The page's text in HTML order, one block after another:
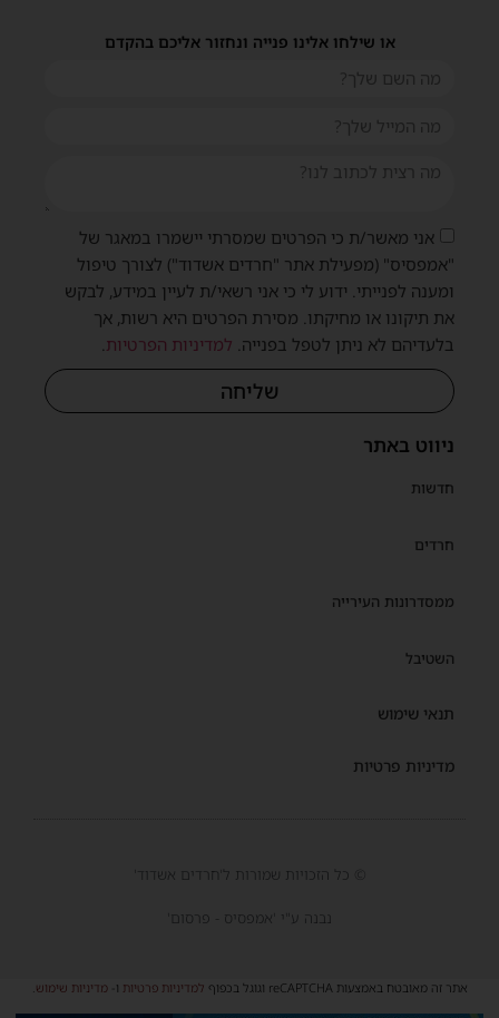
ניווט באתר
חדשות
חרדים
ממסדרונות העירייה
השטיבל
תנאי שימוש
מדיניות פרטיות
או שילחו אלינו פנייה ונחזור אליכם בהקדם
אני מאשר/ת כי הפרטים שמסרתי יישמרו במאגר של
"אמפסיס" (מפעילת אתר "חרדים אשדוד") לצורך טיפול
ומענה לפנייתי. ידוע לי כי אני רשאי/ת לעיין במידע, לבקש
את תיקונו או מחיקתו. מסירת הפרטים היא רשות, אך
בלעדיהם לא ניתן לטפל בפנייה.למדיניות הפרטיות.
שליחה
© כל הזכויות שמורות ל'חרדים אשדוד'
נבנה ע"י 'אמפסיס - פרסום'
אתר זה מאובטח באמצעות reCAPTCHA וגוגל בכפוף למדיניות פרטיותו-מדיניות שימוש.